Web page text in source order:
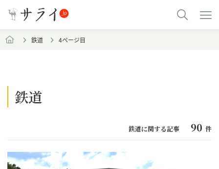
鉄道 4ページ目
鉄道
鉄道に関する記事 90 件